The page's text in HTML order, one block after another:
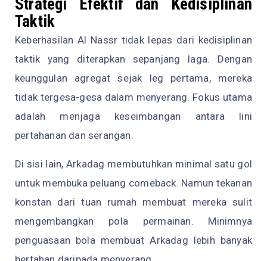
Strategi Efektif dan Kedisiplinan
Taktik
Keberhasilan Al Nassr tidak lepas dari kedisiplinan
taktik yang diterapkan sepanjang laga. Dengan
keunggulan agregat sejak leg pertama, mereka
tidak tergesa-gesa dalam menyerang. Fokus utama
adalah menjaga keseimbangan antara lini
pertahanan dan serangan.
Di sisi lain, Arkadag membutuhkan minimal satu gol
untuk membuka peluang comeback. Namun tekanan
konstan dari tuan rumah membuat mereka sulit
mengembangkan pola permainan. Minimnya
penguasaan bola membuat Arkadag lebih banyak